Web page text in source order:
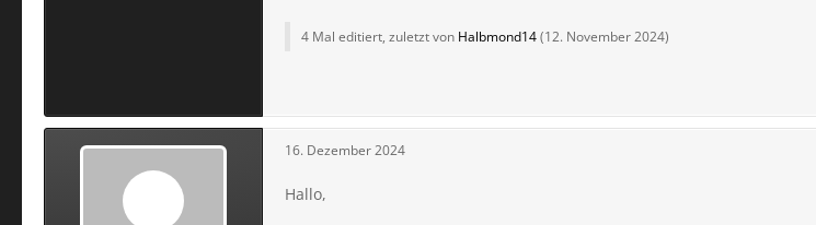
4 Mal editiert, zuletzt von Halbmond14(12. November 2024)
16. Dezember 2024
Hallo,